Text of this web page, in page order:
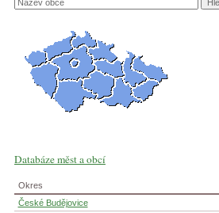
Databáze měst a obcí
Okres
České Budějovice